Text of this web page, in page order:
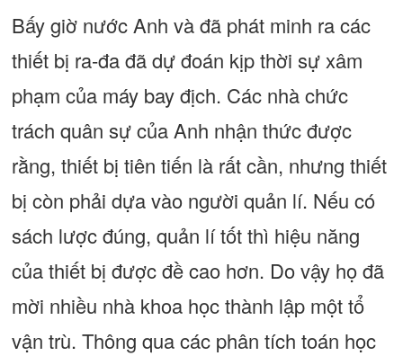
Bấy giờ nước Anh và đã phát minh ra các
thiết bị ra-đa đã dự đoán kịp thời sự xâm
phạm của máy bay địch. Các nhà chức
trách quân sự của Anh nhận thức được
rằng, thiết bị tiên tiến là rất cần, nhưng thiết
bị còn phải dựa vào người quản lí. Nếu có
sách lược đúng, quản lí tốt thì hiệu năng
của thiết bị được đề cao hơn. Do vậy họ đã
mời nhiều nhà khoa học thành lập một tổ
vận trù. Thông qua các phân tích toán học